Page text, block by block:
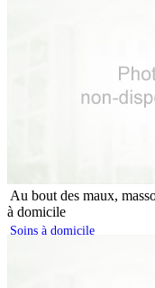
Au bout des maux,
à domicile
Soins à domicile